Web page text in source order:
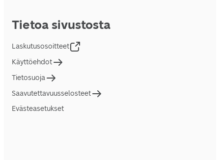
Tietoa sivustosta
Laskutusosoitteet
Käyttöehdot
Tietosuoja
Saavutettavuusselosteet
Evästeasetukset